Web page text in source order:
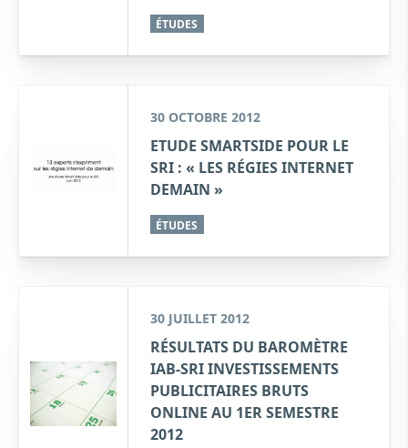
ÉTUDES
30 OCTOBRE 2012
ETUDE SMARTSIDE POUR LE
SRI : « LES RÉGIES INTERNET
DEMAIN »
ÉTUDES
30 JUILLET 2012
RÉSULTATS DU BAROMÈTRE
IAB-SRI INVESTISSEMENTS
PUBLICITAIRES BRUTS
ONLINE AU 1ER SEMESTRE
2012